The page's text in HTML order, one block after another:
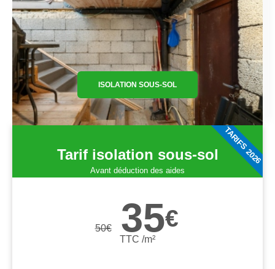
ISOLATION SOUS-SOL
Tarif isolation sous-sol
Avant déduction des aides
50€ 35€
TTC /m²
TARIFS 2026